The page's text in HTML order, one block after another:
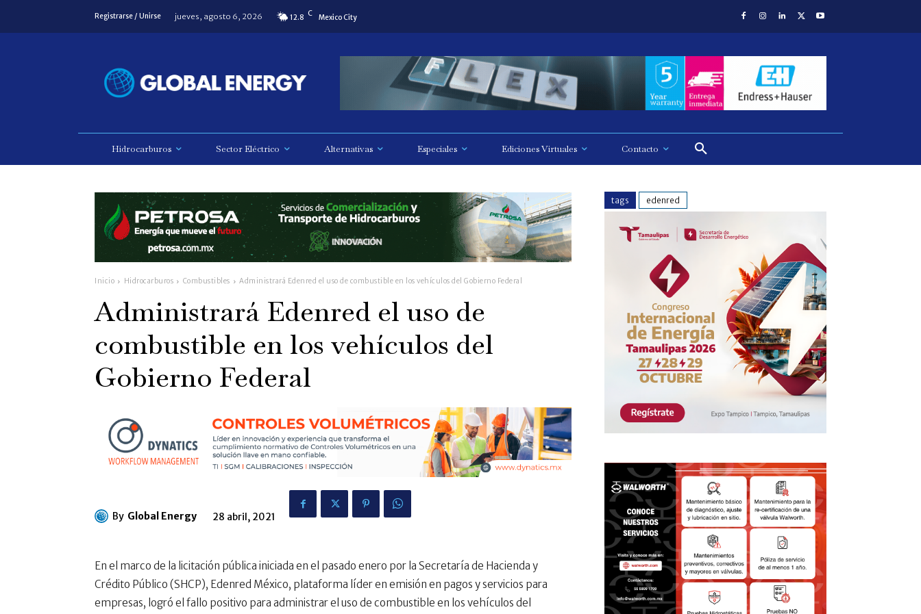
Registrarse / Unirse jueves, agosto 6, 2026 12.8 C Mexico City
Hidrocarburos Sector Eléctrico Alternativas Especiales Ediciones Virtuales Contacto
Inicio Hidrocarburos Combustibles Administrará Edenred el uso de combustible en los vehículos del Gobierno Federal
Administrará Edenred el uso de
combustible en los vehículos del
Gobierno Federal
By Global Energy 28 abril, 2021
En el marco de la licitación pública iniciada en el pasado enero por la Secretaría de Hacienda y
Crédito Público (SHCP), Edenred México, plataforma líder en emisión en pagos y servicios para
empresas, logró el fallo positivo para administrar el uso de combustible en los vehículos del
tags edenred